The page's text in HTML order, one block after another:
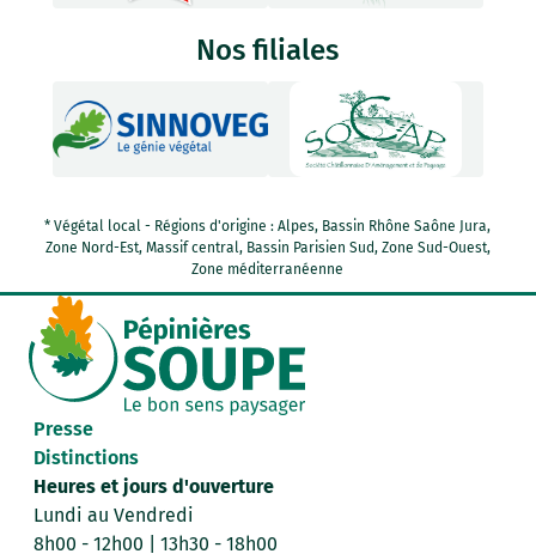
Nos filiales
* Végétal local - Régions d'origine : Alpes, Bassin Rhône Saône Jura,
Zone Nord-Est, Massif central, Bassin Parisien Sud, Zone Sud-Ouest,
Zone méditerranéenne
Presse
Distinctions
Heures et jours d'ouverture
Lundi au Vendredi
8h00 - 12h00 | 13h30 - 18h00